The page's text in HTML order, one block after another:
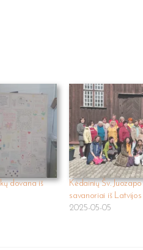
dovana iš
Kėdainių Šv.
savanoriai iš Latvijos
2025-05-05